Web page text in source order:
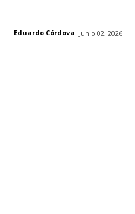
Eduardo Córdova Junio 02, 2026